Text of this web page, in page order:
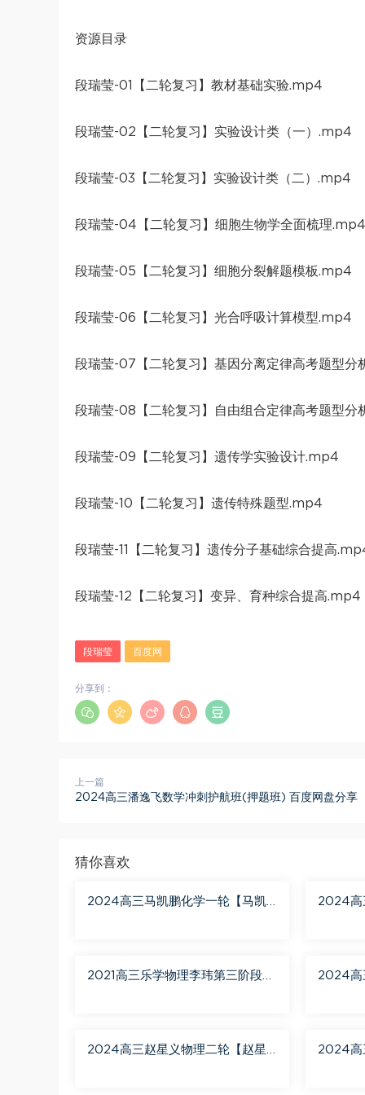
资源目录
段瑞莹-01【二轮复习】教材基础实验.mp4
段瑞莹-02【二轮复习】实验设计类（一）.mp4
段瑞莹-03【二轮复习】实验设计类（二）.mp4
段瑞莹-04【二轮复习】细胞生物学全面梳理.mp4
段瑞莹-05【二轮复习】细胞分裂解题模板.mp4
段瑞莹-06【二轮复习】光合呼吸计算模型.mp4
段瑞莹-07【二轮复习】基因分离定律高考题型分
段瑞莹-08【二轮复习】自由组合定律高考题型分
段瑞莹-09【二轮复习】遗传学实验设计.mp4
段瑞莹-10【二轮复习】遗传特殊题型.mp4
段瑞莹-11【二轮复习】遗传分子基础综合提高
段瑞莹-12【二轮复习】变异、育种综合提高.mp4
段瑞莹 百度网
分享到：
上一篇
2024高三潘逸飞数学冲刺护航班(押题班) 百度网盘分享
猜你喜欢
2024高三马凯鹏化学一轮【马凯
2024高
2021高三乐学物理李玮第三阶段
2024高
2024高三赵星义物理二轮【赵星
2024高